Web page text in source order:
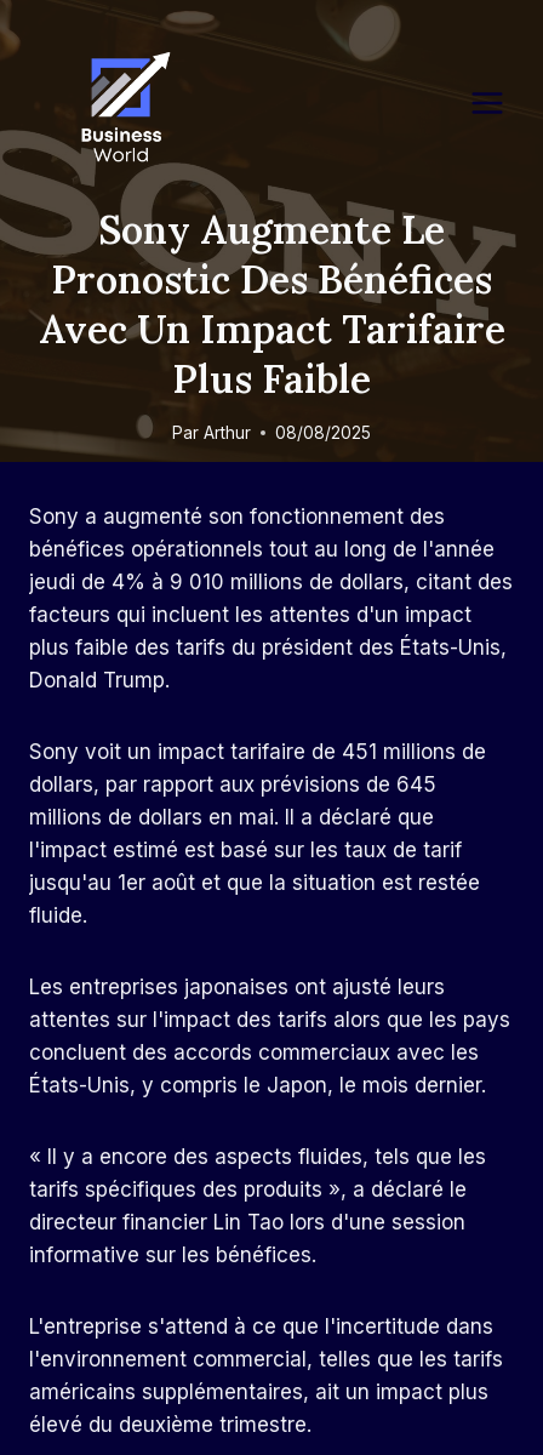
to
Sony Augmente Le
Pronostic Des Bénéfices
Avec Un Impact Tarifaire
Plus Faible
Par Arthur 08/08/2025
Sony a augmenté son fonctionnement des
bénéfices opérationnels tout au long de l'année
jeudi de 4% à 9 010 millions de dollars, citant des
facteurs qui incluent les attentes d'un impact
plus faible des tarifs du président des États-Unis,
Donald Trump.
Sony voit un impact tarifaire de 451 millions de
dollars, par rapport aux prévisions de 645
millions de dollars en mai. Il a déclaré que
l'impact estimé est basé sur les taux de tarif
jusqu'au 1er août et que la situation est restée
fluide.
Les entreprises japonaises ont ajusté leurs
attentes sur l'impact des tarifs alors que les pays
concluent des accords commerciaux avec les
États-Unis, y compris le Japon, le mois dernier.
« Il y a encore des aspects fluides, tels que les
tarifs spécifiques des produits », a déclaré le
directeur financier Lin Tao lors d'une session
informative sur les bénéfices.
L'entreprise s'attend à ce que l'incertitude dans
l'environnement commercial, telles que les tarifs
américains supplémentaires, ait un impact plus
élevé du deuxième trimestre.